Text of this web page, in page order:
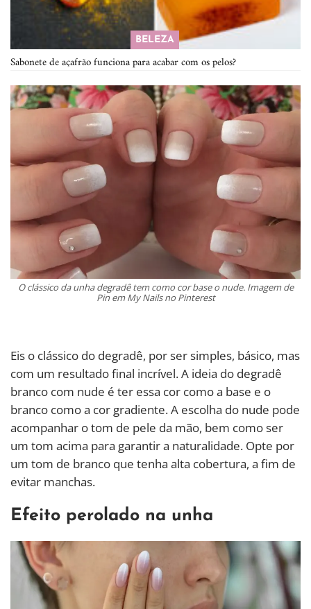
BELEZA
Sabonete de açafrão funciona para acabar com os pelos?
O clássico da unha degradê tem como cor base o nude. Imagem de
Pin em My Nails no Pinterest
Eis o clássico do degradê, por ser simples, básico, mas
com um resultado final incrível. A ideia do degradê
branco com nude é ter essa cor como a base e o
branco como a cor gradiente. A escolha do nude pode
acompanhar o tom de pele da mão, bem como ser
um tom acima para garantir a naturalidade. Opte por
um tom de branco que tenha alta cobertura, a fim de
evitar manchas.
Efeito perolado na unha